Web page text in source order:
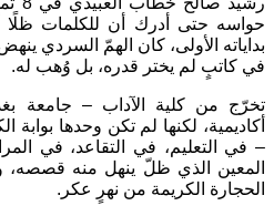
حواسه حتى أدرك أن للكلمات
بداياته الأولى، كان الهمّ السردي
في كاتبٍ لم يختر قدره، بل وُهب له.
أكاديمية، لكنها لم تكن وحدها بوابة
– في التعليم، في التقاعد، في
المعين الذي ظلّ ينهل منه قصصه،
الحجارة الكريمة من نهرٍ عكر.